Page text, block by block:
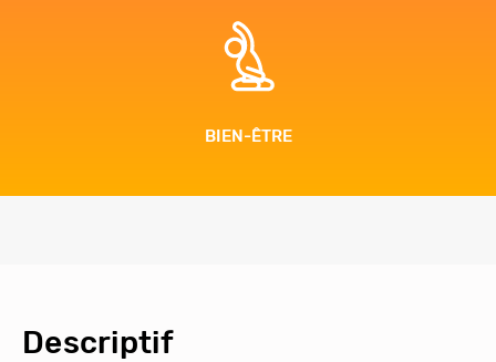
BIEN-ÊTRE
Descriptif